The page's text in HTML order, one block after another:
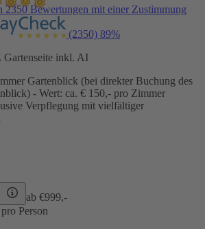
2350 Bewertungen mit einer Zustimmung
(2350) 89%
Gartenseite inkl. AI
Gartenblick (bei direkter Buchung des
- Wert: ca. € 150,- pro Zimmer
Verpflegung mit vielfältiger
ab €999,-
Person